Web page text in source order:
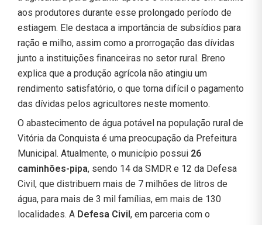
aos produtores durante esse prolongado período de
estiagem. Ele destaca a importância de subsídios para
ração e milho, assim como a prorrogação das dívidas
junto a instituições financeiras no setor rural. Breno
explica que a produção agrícola não atingiu um
rendimento satisfatório, o que torna difícil o pagamento
das dívidas pelos agricultores neste momento.
O abastecimento de água potável na população rural de
Vitória da Conquista é uma preocupação da Prefeitura
Municipal. Atualmente, o município possui 26
caminhões-pipa, sendo 14 da SMDR e 12 da Defesa
Civil, que distribuem mais de 7 milhões de litros de
água, para mais de 3 mil famílias, em mais de 130
localidades. A Defesa Civil, em parceria com o